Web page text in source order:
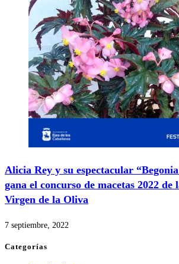
Alicia Rey y su espectacular
gana el concurso de macetas 2022 de
Virgen de la Oliva
7 septiembre, 2022
Categorías